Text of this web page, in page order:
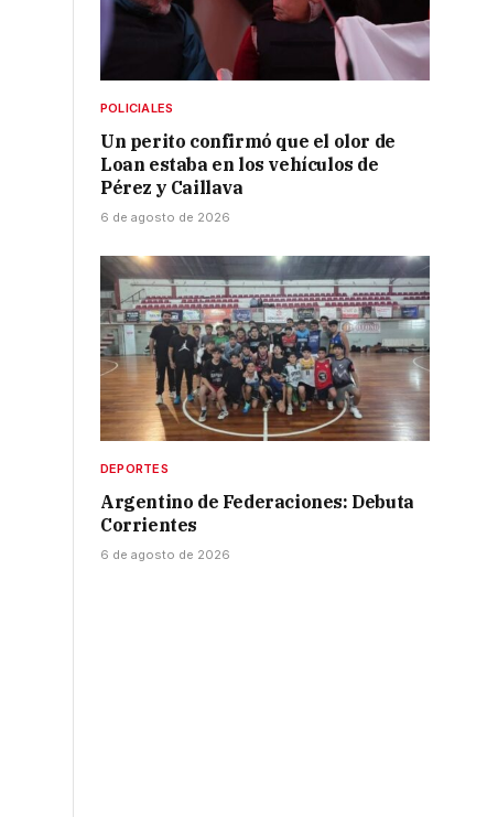
POLICIALES
Un perito confirmó que el olor de
Loan estaba en los vehículos de
Pérez y Caillava
6 de agosto de 2026
DEPORTES
Argentino de Federaciones: Debuta
Corrientes
6 de agosto de 2026